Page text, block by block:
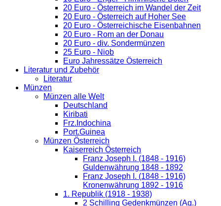
20 Euro - Österreich im Wandel der Zeit
20 Euro - Österreich auf Hoher See
20 Euro - Österreichische Eisenbahnen
20 Euro - Rom an der Donau
20 Euro - div. Sondermünzen
25 Euro - Niob
Euro Jahressätze Österreich
Literatur und Zubehör
Literatur
Münzen
Münzen alle Welt
Deutschland
Kiribati
Frz.Indochina
Port.Guinea
Münzen Österreich
Kaiserreich Österreich
Franz Joseph I. (1848 - 1916)
Guldenwährung 1848 - 1892
Franz Joseph I. (1848 - 1916)
Kronenwährung 1892 - 1916
1. Republik (1918 - 1938)
2 Schilling Gedenkmünzen (Ag.)